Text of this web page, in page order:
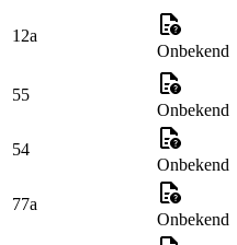
12a
Onbekend
55
Onbekend
54
Onbekend
77a
Onbekend